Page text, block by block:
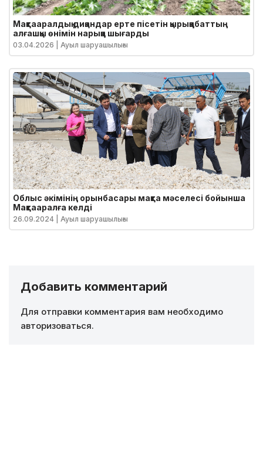
Мақтааралдық диқандар ерте пісетін қырыққабаттың
алғашқы өнімін нарыққа шығарды
03.04.2026 | Ауыл шаруашылығы
Облыс әкімінің орынбасары мақта мәселесі бойынша
Мақтааралға келді
26.09.2024 | Ауыл шаруашылығы
Добавить комментарий
Для отправки комментария вам необходимо
авторизоваться.